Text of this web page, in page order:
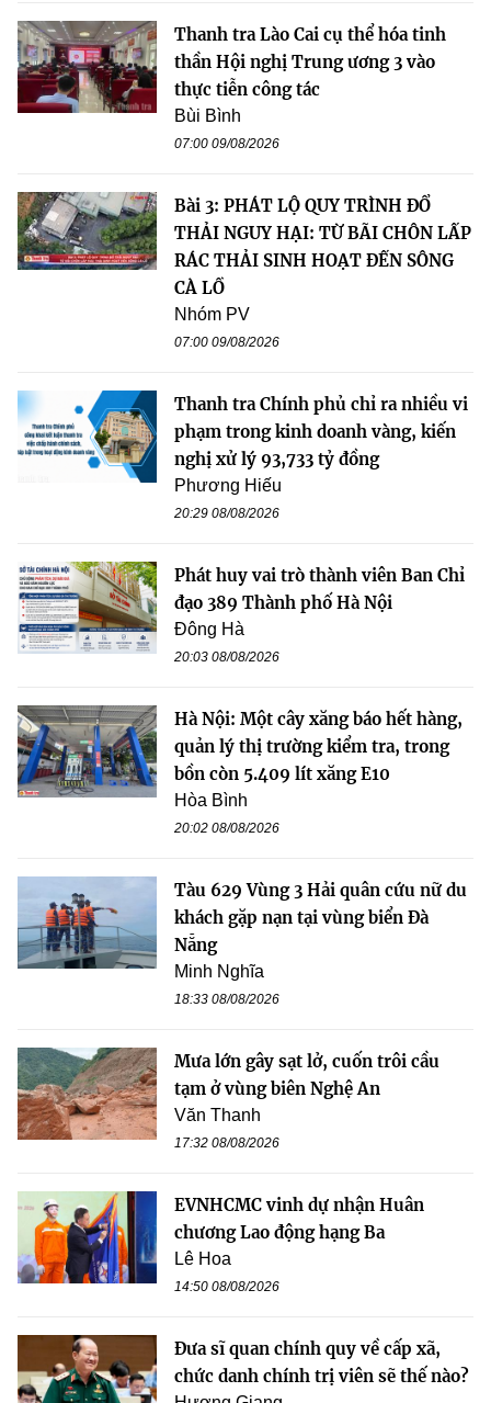
Thanh tra Lào Cai cụ thể hóa tinh
thần Hội nghị Trung ương 3 vào
thực tiễn công tác
Bùi Bình
07:00 09/08/2026
Bài 3: PHÁT LỘ QUY TRÌNH ĐỔ
THẢI NGUY HẠI: TỪ BÃI CHÔN LẤP
RÁC THẢI SINH HOẠT ĐẾN SÔNG
CÀ LỒ
Nhóm PV
07:00 09/08/2026
Thanh tra Chính phủ chỉ ra nhiều vi
phạm trong kinh doanh vàng, kiến
nghị xử lý 93,733 tỷ đồng
Phương Hiếu
20:29 08/08/2026
Phát huy vai trò thành viên Ban Chỉ
đạo 389 Thành phố Hà Nội
Đông Hà
20:03 08/08/2026
Hà Nội: Một cây xăng báo hết hàng,
quản lý thị trường kiểm tra, trong
bồn còn 5.409 lít xăng E10
Hòa Bình
20:02 08/08/2026
Tàu 629 Vùng 3 Hải quân cứu nữ du
khách gặp nạn tại vùng biển Đà
Nẵng
Minh Nghĩa
18:33 08/08/2026
Mưa lớn gây sạt lở, cuốn trôi cầu
tạm ở vùng biên Nghệ An
Văn Thanh
17:32 08/08/2026
EVNHCMC vinh dự nhận Huân
chương Lao động hạng Ba
Lê Hoa
14:50 08/08/2026
Đưa sĩ quan chính quy về cấp xã,
chức danh chính trị viên sẽ thế nào?